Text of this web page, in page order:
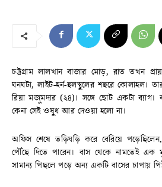
চট্টগ্রাম লালখান বাজার মোড়, রাত তখন
ঘনঘটা, লাইট-হর্ন-হুলস্থুলের শহুরে কোলাহল।
রিয়া মজুমদার (২৪)। সঙ্গে ছোট একটা ব্যাগ।
কেনা সেই ওষুধ আর দেওয়া হলো না।
অফিস শেষে তড়িঘড়ি করে বেরিয়ে
পৌঁছে দিতে পারেন। বাস থেকে নামতেই এক
সামান্য পিছলে পড়ে অন্য একটি বাসের চাপায়